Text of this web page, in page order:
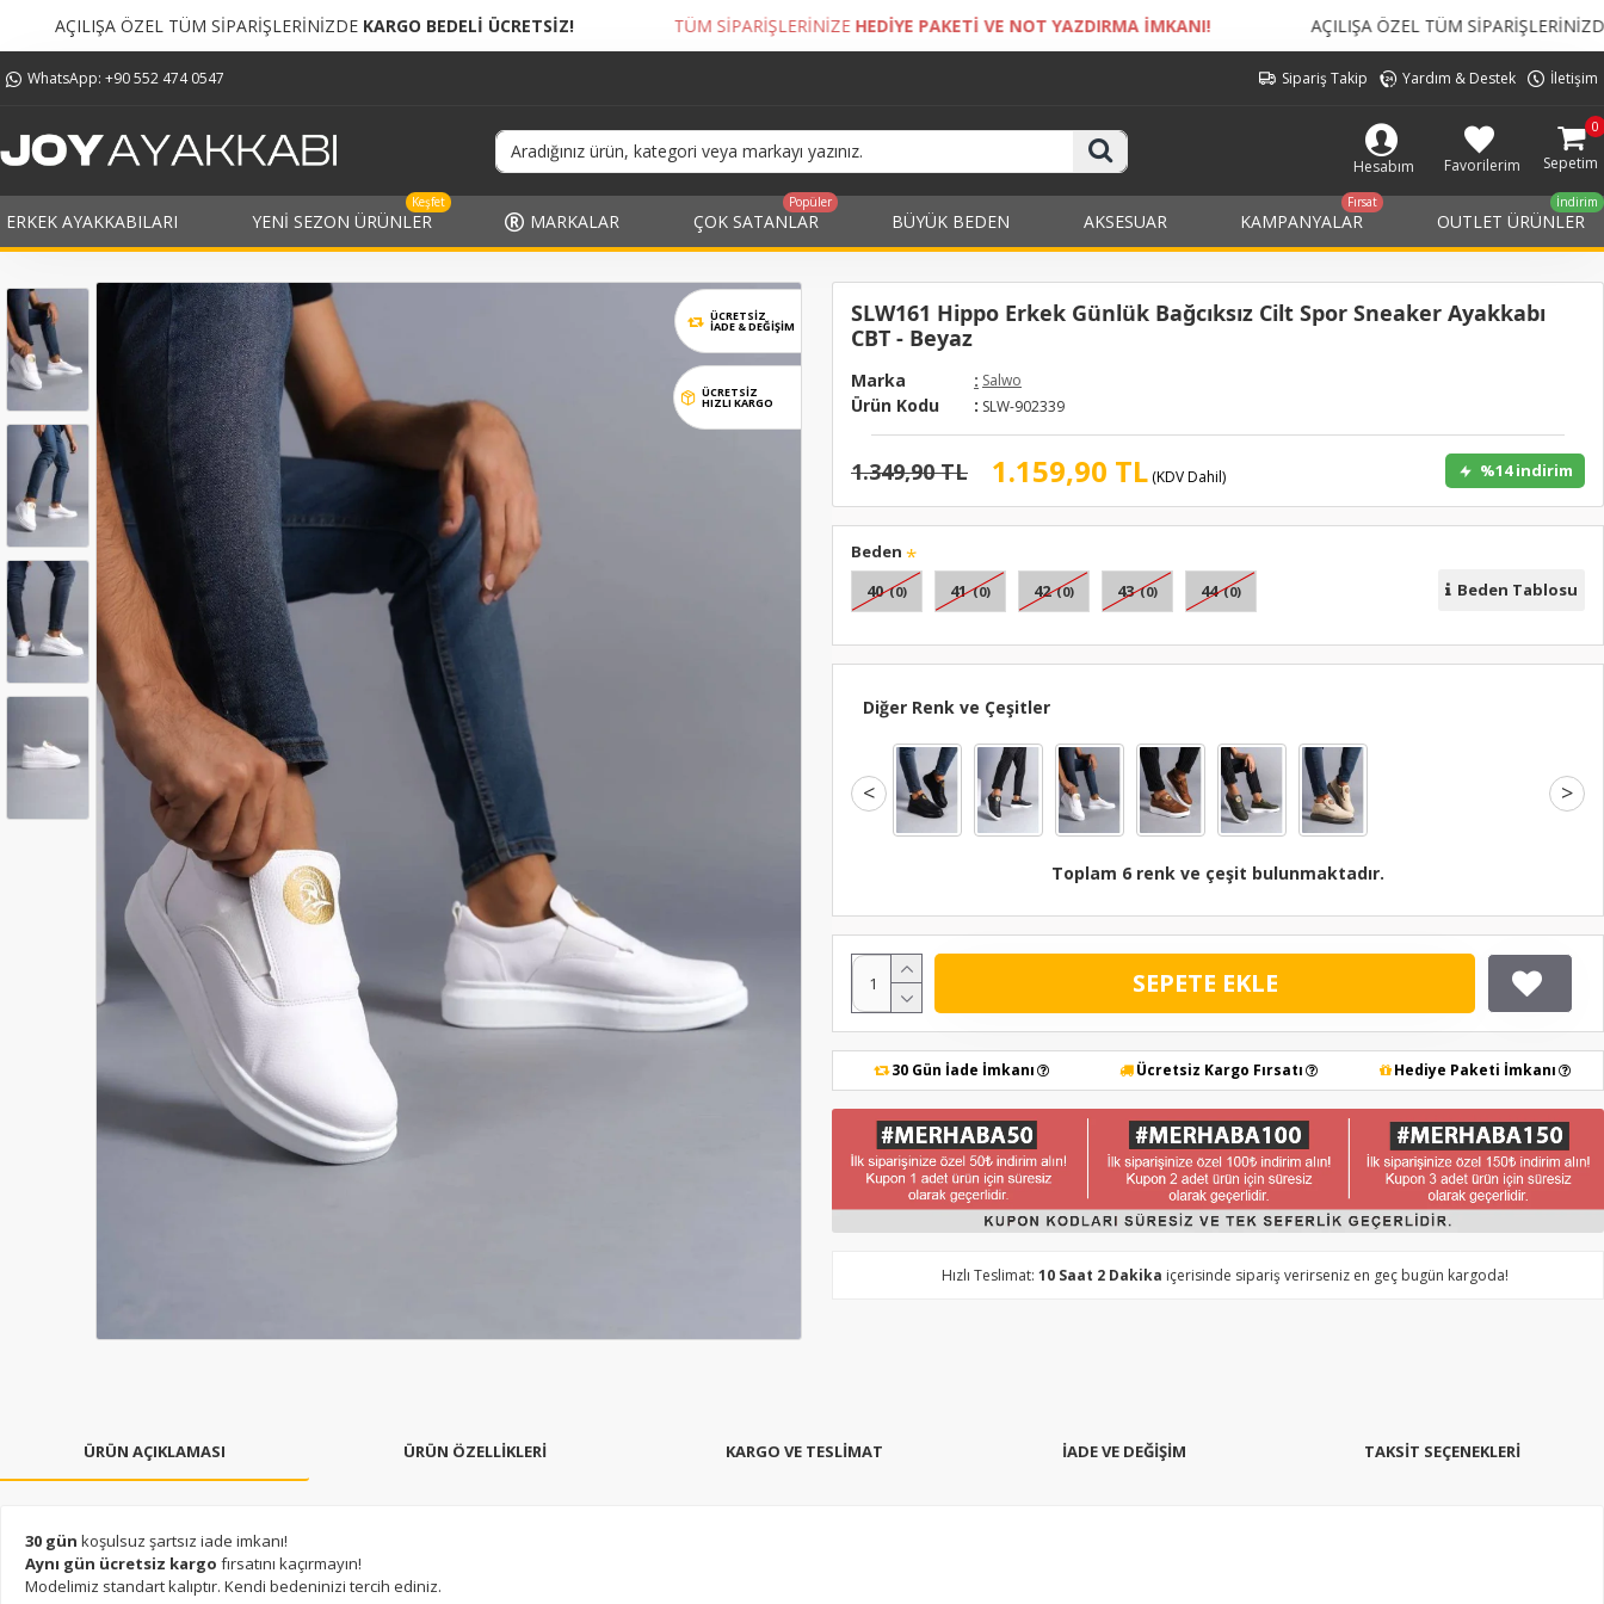
SİPARİŞLERİNİZDEKARGO BEDELİ ÜCRETSİZ! TÜM SİPARİŞLERİNİZEHEDİYE PAKETİ VE NOT YAZDIRMA İMKANI! AÇILIŞA ÖZEL TÜM SİPARİŞLERİNİZDEKARGO BEDELİ
WhatsApp: +90 552 474 0547 Sipariş Takip Yardım & Destek İletişim
Hesabım Favorilerim Sepetim
0
ERKEK AYAKKABILARI YENI SEZON ÜRÜNLER
Keşfet
MARKALAR ÇOK SATANLAR
Popüler
BÜYÜK BEDEN AKSESUAR KAMPANYALAR
Fırsat
OUTLET ÜRÜNLER
İndirim
ÜCRETSİZ
İADE & DEĞIŞIM
ÜCRETSİZ
HIZLI KARGO
SLW161 Hippo Erkek Günlük Bağcıksız Cilt Spor Sneaker Ayakkabı
CBT - Beyaz
Marka : Salwo
Ürün Kodu : SLW-902339
1.159,90 TL (KDV Dahil)
1.349,90 TL %14 indirim
Beden
40 (0) 41 (0) 42 (0) 43 (0) 44 (0) Beden Tablosu
Diğer Renk ve Çeşitler
< >
Toplam 6 renk ve çeşit bulunmaktadır.
SEPETE EKLE
30 Gün İade İmkanı Ücretsiz Kargo Fırsatı Hediye Paketi İmkanı
Hızlı Teslimat:10 Saat 2 Dakika içerisinde sipariş verirseniz en geç bugün kargoda!
ÜRÜN AÇIKLAMASI ÜRÜN ÖZELLİKLERİ KARGO VE TESLİMAT İADE VE DEĞİŞİM TAKSIT SEÇENEKLERI
30 gün koşulsuz şartsız iade imkanı!
Aynı gün ücretsiz kargo fırsatını kaçırmayın!
Modelimiz standart kalıptır. Kendi bedeninizi tercih ediniz.